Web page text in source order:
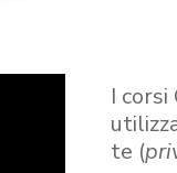
I corsi
te (